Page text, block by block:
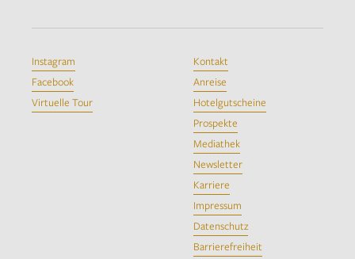
Instagram
Facebook
Virtuelle Tour
Kontakt
Anreise
Hotelgutscheine
Prospekte
Mediathek
Newsletter
Karriere
Impressum
Datenschutz
Barrierefreiheit